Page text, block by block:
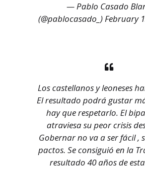
— Pablo Casado
(@pablocasado_)February
Los castellanos y leoneses
El resultado podrá gustar
hay que respetarlo. El
atraviesa su peor crisis
Gobernar no va a ser fácil ,
pactos. Se consiguió en la
resultado 40 años de